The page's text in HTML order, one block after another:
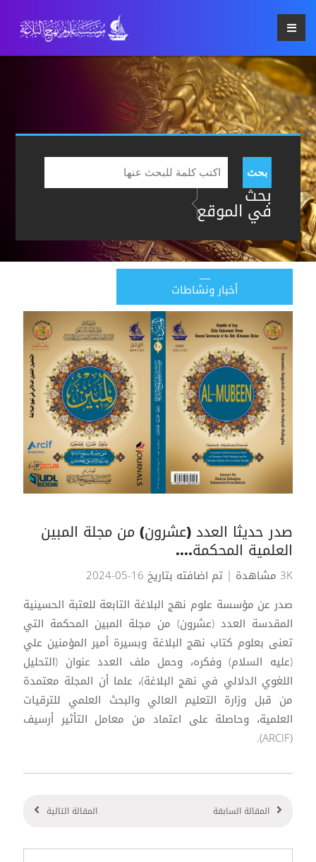
بحث
بحث
في الموقع
أخبار ونشاطات
صدر حديثا العدد (عشرون) من مجلة المبين
العلمية المحكمة....
3K مشاهدة
| تم اضافته بتاريخ 16-05-2024
صدر عن مؤسسة علوم نهج البلاغة التابعة للعتبة الحسينية
المقدسة العدد (عشرون) من مجلة المبين المحكمة التي
تعنى بعلوم كتاب نهج البلاغة وبسيرة أمير المؤمنين علي
(عليه السلام) وفكره، وحمل ملف العدد عنوان (التحليل
اللغوي الدلالي في نهج البلاغة)، علما أن المجلة معتمدة
من قبل وزارة التعليم العالي والبحث العلمي للترقيات
العلمية، وحاصلة على اعتماد من معامل التأثير أرسيف
(ARCIF).
المقالة السابقة المقالة التالية